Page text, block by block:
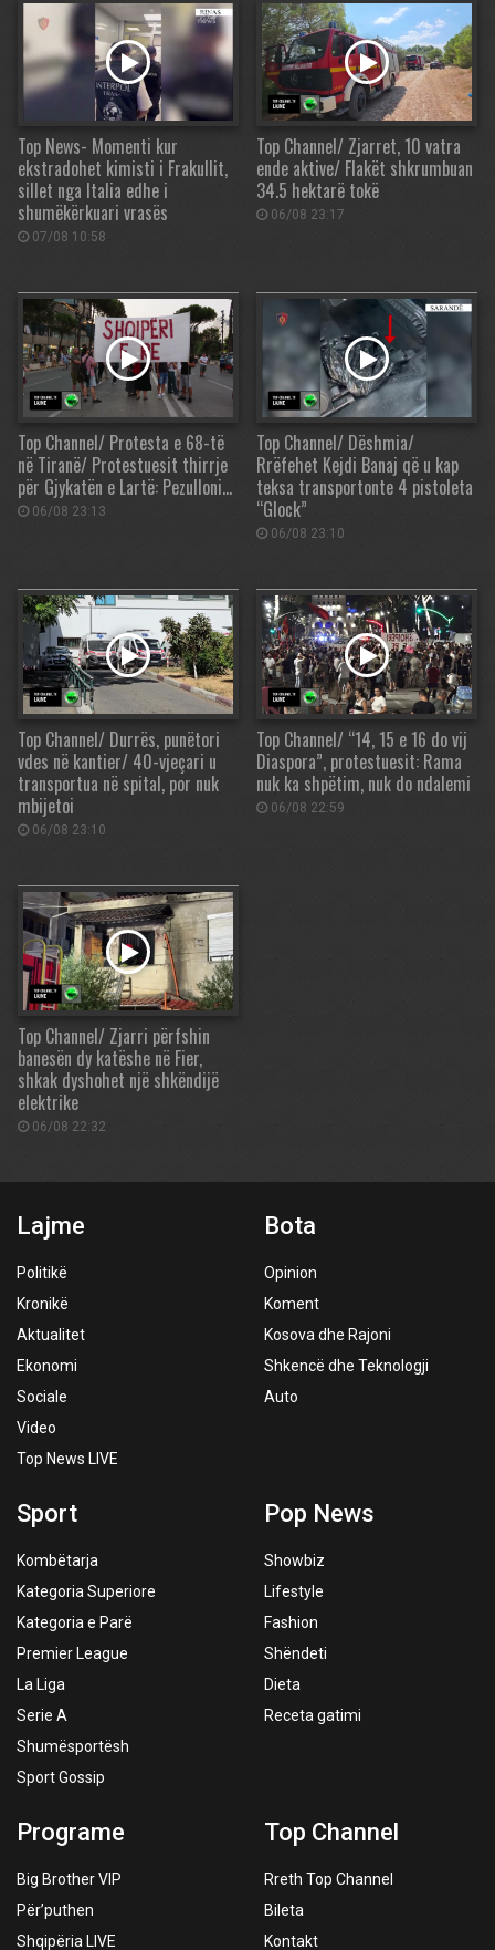
Top News- Momenti kur
ekstradohet kimisti i Frakullit,
sillet nga Italia edhe i
shumëkërkuari vrasës
07/08 10:58
Top Channel/ Zjarret, 10 vatra
ende aktive/ Flakët shkrumbuan
34.5 hektarë tokë
06/08 23:17
Top Channel/ Protesta e 68-të
në Tiranë/ Protestuesit thirrje
për Gjykatën e Lartë: Pezulloni…
06/08 23:13
Top Channel/ Dëshmia/
Rrëfehet Kejdi Banaj që u kap
teksa transportonte 4 pistoleta
“Glock”
06/08 23:10
Top Channel/ Durrës, punëtori
vdes në kantier/ 40-vjeçari u
transportua në spital, por nuk
mbijetoi
06/08 23:10
Top Channel/ “14, 15 e 16 do vij
Diaspora”, protestuesit: Rama
nuk ka shpëtim, nuk do ndalemi
06/08 22:59
Top Channel/ Zjarri përfshin
banesën dy katëshe në Fier,
shkak dyshohet një shkëndijë
elektrike
06/08 22:32
Lajme
Politikë
Kronikë
Aktualitet
Ekonomi
Sociale
Video
Top News LIVE
Bota
Opinion
Koment
Kosova dhe Rajoni
Shkencë dhe Teknologji
Auto
Sport
Kombëtarja
Kategoria Superiore
Kategoria e Parë
Premier League
La Liga
Serie A
Shumësportësh
Sport Gossip
Pop News
Showbiz
Lifestyle
Fashion
Shëndeti
Dieta
Receta gatimi
Programe
Big Brother VIP
Për’puthen
Shqipëria LIVE
Top Channel
Rreth Top Channel
Bileta
Kontakt